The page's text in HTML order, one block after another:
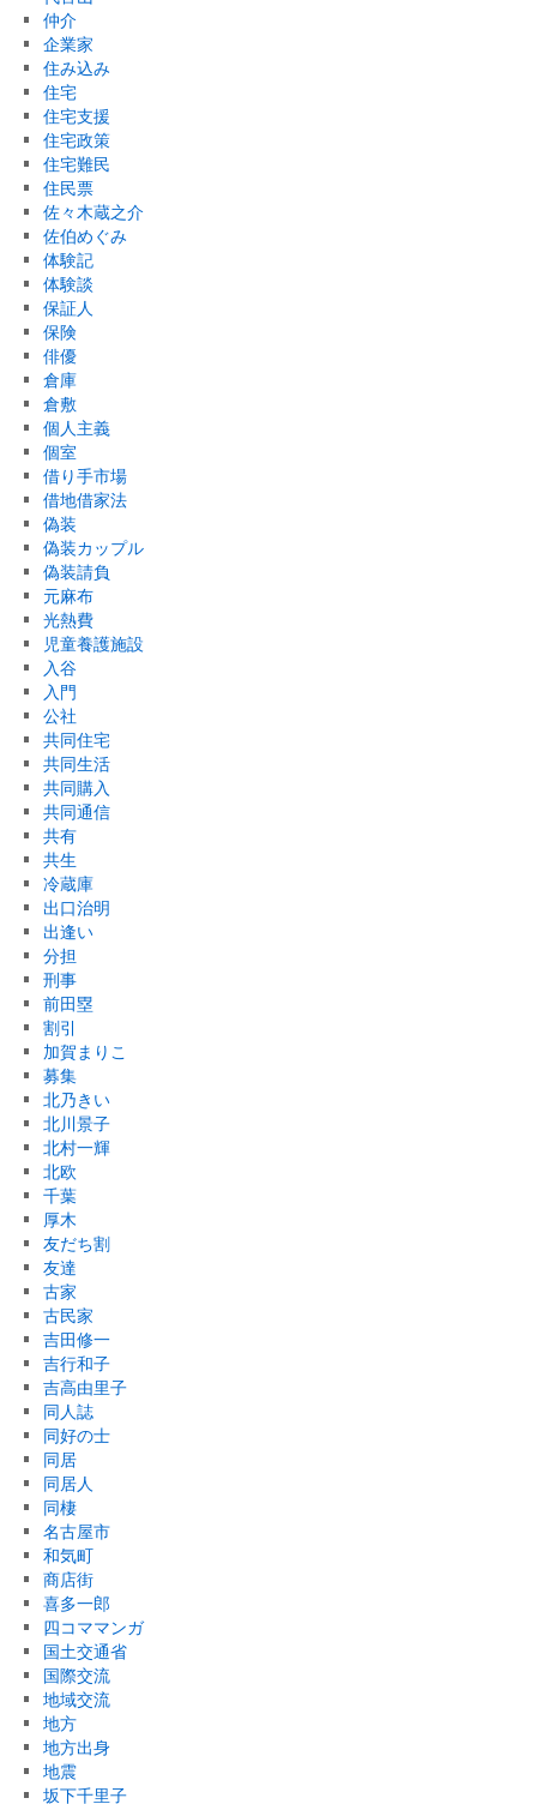
仲介
企業家
住み込み
住宅
住宅支援
住宅政策
住宅難民
住民票
佐々木蔵之介
佐伯めぐみ
体験記
体験談
保証人
保険
俳優
倉庫
倉敷
個人主義
個室
借り手市場
借地借家法
偽装
偽装カップル
偽装請負
元麻布
光熱費
児童養護施設
入谷
入門
公社
共同住宅
共同生活
共同購入
共同通信
共有
共生
冷蔵庫
出口治明
出逢い
分担
刑事
前田塁
割引
加賀まりこ
募集
北乃きい
北川景子
北村一輝
北欧
千葉
厚木
友だち割
友達
古家
古民家
吉田修一
吉行和子
吉高由里子
同人誌
同好の士
同居
同居人
同棲
名古屋市
和気町
商店街
喜多一郎
四コママンガ
国土交通省
国際交流
地域交流
地方
地方出身
地震
坂下千里子